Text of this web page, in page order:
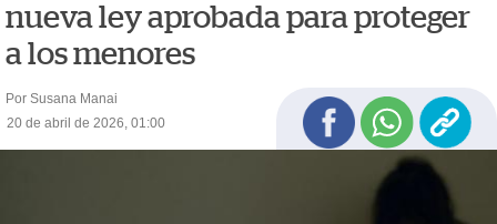
nueva ley aprobada para proteger
a los menores
Por Susana Manai
20 de abril de 2026, 01:00